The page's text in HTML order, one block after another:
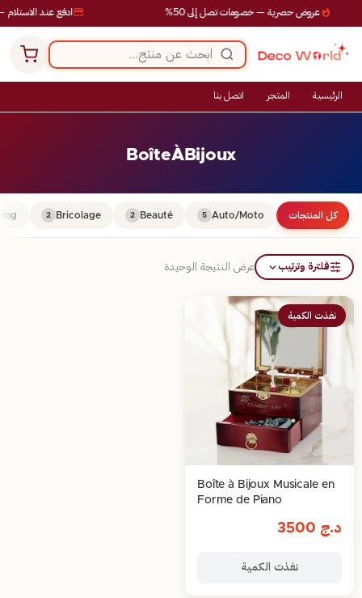
ادفع عند الاستلام عروض حصرية — خصومات تصل إلى 50%
الرئيسية المتجر اتصل بنا
BoîteÀBijoux
كل المنتجات Auto/Moto
5
Beauté
2
Bricolage
2
فلترة وترتيب عرض النتيجة الوحيدة
نفذت الكمية
Boîte à Bijoux Musicale en
Forme de Piano
د.ج
نفذت الكمية